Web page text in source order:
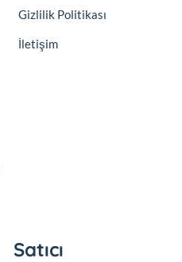
Gizlilik Politikası
İletişim
Satıcı